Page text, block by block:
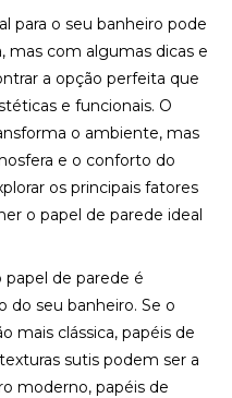
para o seu banheiro pode
mas com algumas dicas e
a opção perfeita que
e funcionais. O
o ambiente, mas
e o conforto do
os principais fatores
o papel de parede ideal
papel de parede é
do seu banheiro. Se o
mais clássica, papéis de
sutis podem ser a
moderno, papéis de